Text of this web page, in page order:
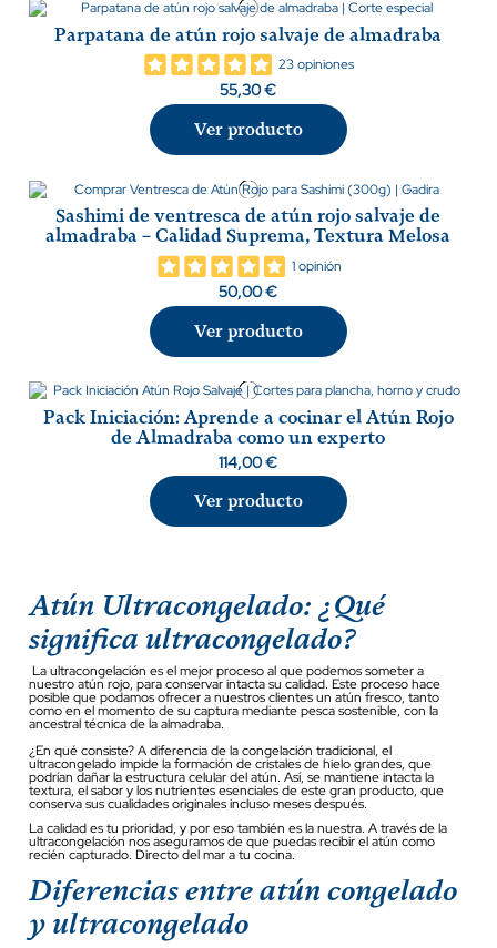
Parpatana de atún rojo salvaje de almadraba
23 opiniones
55,30 €
Ver producto
Sashimi de ventresca de atún rojo salvaje de
almadraba – Calidad Suprema, Textura Melosa
1 opinión
50,00 €
Ver producto
Pack Iniciación: Aprende a cocinar el Atún Rojo
de Almadraba como un experto
114,00 €
Ver producto
Atún Ultracongelado: ¿Qué
significa ultracongelado?
La ultracongelación es el mejor proceso al que podemos someter a
nuestro atún rojo, para conservar intacta su calidad. Este proceso hace
posible que podamos ofrecer a nuestros clientes un atún fresco, tanto
como en el momento de su captura mediante pesca sostenible, con la
ancestral técnica de la almadraba.
¿En qué consiste? A diferencia de la congelación tradicional, el
ultracongelado impide la formación de cristales de hielo grandes, que
podrían dañar la estructura celular del atún. Así, se mantiene intacta la
textura, el sabor y los nutrientes esenciales de este gran producto, que
conserva sus cualidades originales incluso meses después.
La calidad es tu prioridad, y por eso también es la nuestra. A través de la
ultracongelación nos aseguramos de que puedas recibir el atún como
recién capturado. Directo del mar a tu cocina.
Diferencias entre atún congelado
y ultracongelado